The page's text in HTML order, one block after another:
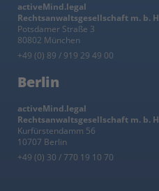
activeMind.legal
Rechtsanwaltsgesellschaft m. b. H
Potsdamer Straße 3
80802 München
+49 (0) 89 / 919 29 49 00
Berlin
activeMind.legal
Rechtsanwaltsgesellschaft m. b. H
Kurfürstendamm 56
10707 Berlin
+49 (0) 30 / 770 19 10 70